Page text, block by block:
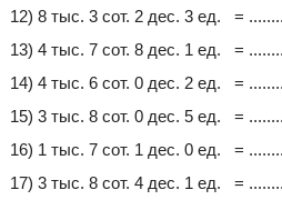
12) 8 тыс. 3 сот. 2 дес. 3 ед. =
13) 4 тыс. 7 сот. 8 дес. 1 ед. =
14) 4 тыс. 6 сот. 0 дес. 2 ед. =
15) 3 тыс. 8 сот. 0 дес. 5 ед. =
16) 1 тыс. 7 сот. 1 дес. 0 ед. =
17) 3 тыс. 8 сот. 4 дес. 1 ед. =